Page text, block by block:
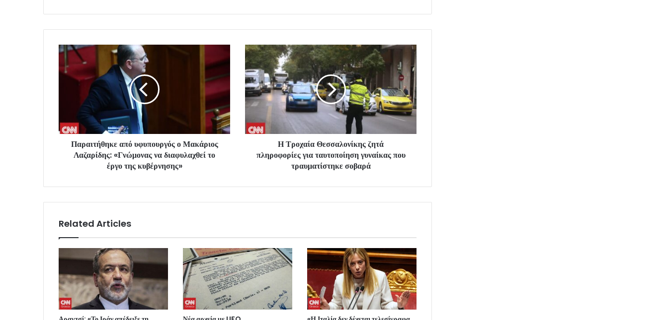
Παραιτήθηκε από υφυπουργός ο Μακάριος
Λαζαρίδης: «Γνώμονας να διαφυλαχθεί το
έργο της κυβέρνησης»
Η Τροχαία Θεσσαλονίκης ζητά
πληροφορίες για ταυτοποίηση γυναίκας που
τραυματίστηκε σοβαρά
Related Articles